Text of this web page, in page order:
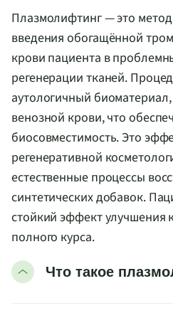
Плазмолифтинг — это
введения обогащённой
крови пациента в
регенерации тканей.
аутологичный
венозной крови, что
биосовместимость. Это
регенеративной
естественные процессы
синтетических добавок.
стойкий эффект улучшения
полного курса.
Что такое